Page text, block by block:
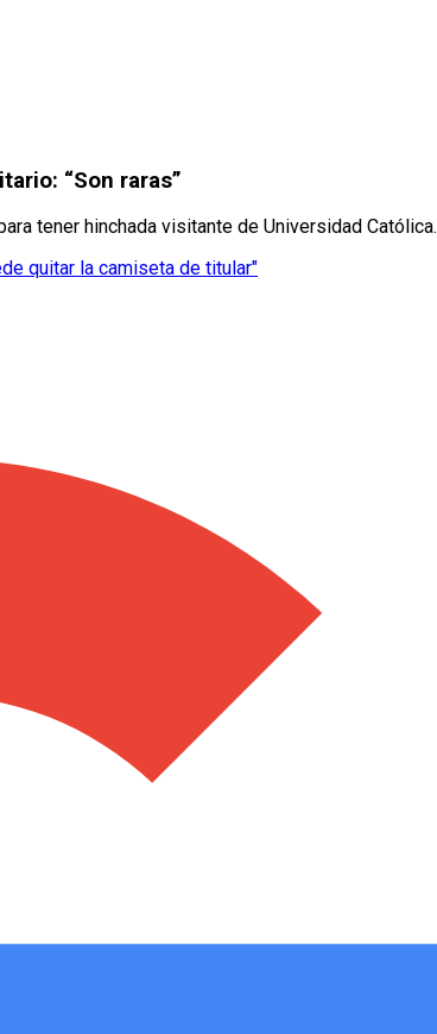
“Son raras”
tener hinchada visitante de Universidad Católica.
quitar la camiseta de titular"